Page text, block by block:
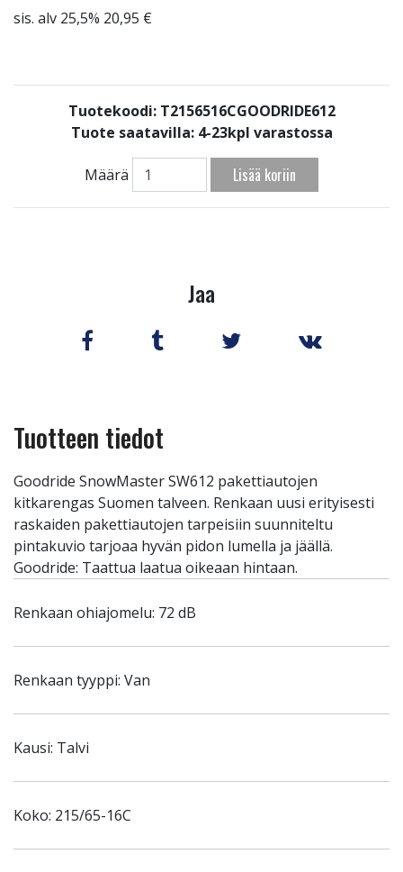
sis. alv 25,5% 20,95 €
Tuotekoodi: T2156516CGOODRIDE612
Tuote saatavilla: 4-23kpl varastossa
Määrä Lisää koriin
Jaa
Tuotteen tiedot
Goodride SnowMaster SW612 pakettiautojen
kitkarengas Suomen talveen. Renkaan uusi erityisesti
raskaiden pakettiautojen tarpeisiin suunniteltu
pintakuvio tarjoaa hyvän pidon lumella ja jäällä.
Goodride: Taattua laatua oikeaan hintaan.
Renkaan ohiajomelu: 72 dB
Renkaan tyyppi: Van
Kausi: Talvi
Koko: 215/65-16C